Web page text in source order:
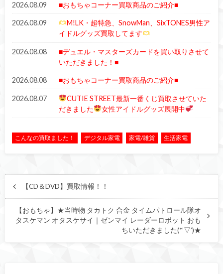
2026.08.09 ■おもちゃコーナー買取商品のご紹介■
2026.08.09
M!LK・超特急、SnowMan、SixTONES男性ア
イドルグッズ買取してます
2026.08.08
■デュエル・マスターズカードを買い取りさせて
いただきました！■
2026.08.08 ■おもちゃコーナー買取商品のご紹介■
2026.08.07
CUTIE STREET最新一番くじ買取させていた
だきました
女性アイドルグッズ展開中
こんなの買取ました！ デジタル家電 家電/雑貨 生活家電
【CD＆DVD】買取情報！！
【おもちゃ】★当時物 タカトク 合金 タイムパトロール隊オ
タスケマン オタスケサイ｜ゼンマイ レーダーロボット おも
ちいただきました(*’▽’)★